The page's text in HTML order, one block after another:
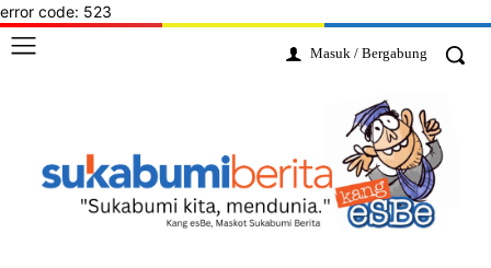
error code: 523
Masuk / Bergabung